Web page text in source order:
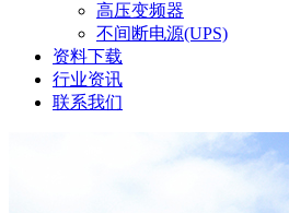
高压变频器
不间断电源(UPS)
资料下载
行业资讯
联系我们